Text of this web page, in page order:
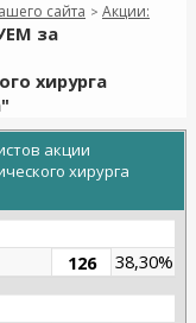
сайта > Акции:
за
хирурга
акции
хирурга
126
38,30%